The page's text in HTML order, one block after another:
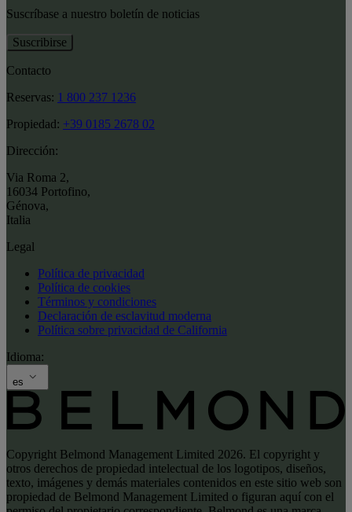
Suscríbase a nuestro boletín de noticias
Suscribirse
Contacto
Reservas: 1 800 237 1236
Propiedad: +39 0185 2678 02
Dirección:
Via Roma 2,
16034 Portofino,
Génova,
Italia
Legal
Política de privacidad
Política de cookies
Términos y condiciones
Declaración de esclavitud moderna
Política sobre privacidad de California
Idioma:
es
Copyright Belmond Management Limited 2026. El copyright y
otros derechos de propiedad intelectual de los logotipos, diseños,
texto, imágenes y demás materiales contenidos en este sitio web son
propiedad de Belmond Management Limited o figuran aquí con el